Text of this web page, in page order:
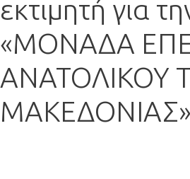
εκτιμητή για
«ΜΟΝΑΔΑ
ΑΝΑΤΟΛΙΚΟΥ